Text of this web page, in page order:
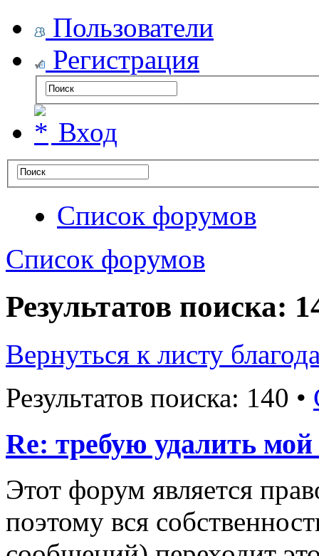
Пользователи
Регистрация
Вход
Список форумов
Список форумов
Результатов поиска:
Вернуться к листу
Результатов поиска: 140 •
Re: требую удалить
Этот форум является
поэтому вся